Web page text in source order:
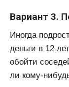
Вариант 3.
Иногда
деньги в 12
обойти
ли кому-